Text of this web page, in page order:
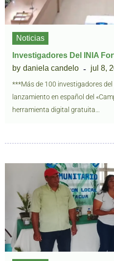
Noticias
Investigadores Del INIA
by daniela candelo jul 8,
***Más de 100 investigadores del
lanzamiento en español del
herramienta digital gratuita…